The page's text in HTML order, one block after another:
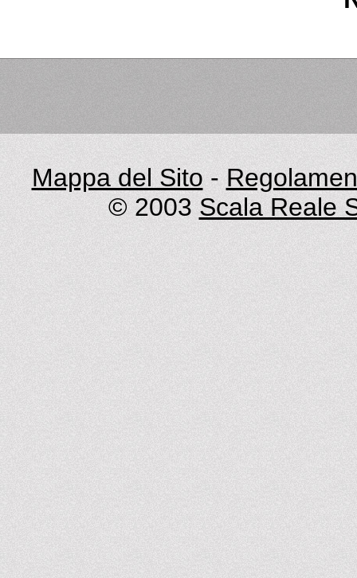
Mappa del Sito -
© 2003 Scala Reale